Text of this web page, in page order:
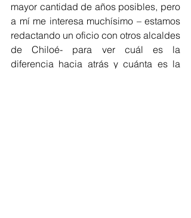
mayor cantidad de años posibles, pero
a mí me interesa muchísimo – estamos
redactando un oficio con otros alcaldes
de Chiloé- para ver cuál es la
diferencia hacia atrás y cuánta es la